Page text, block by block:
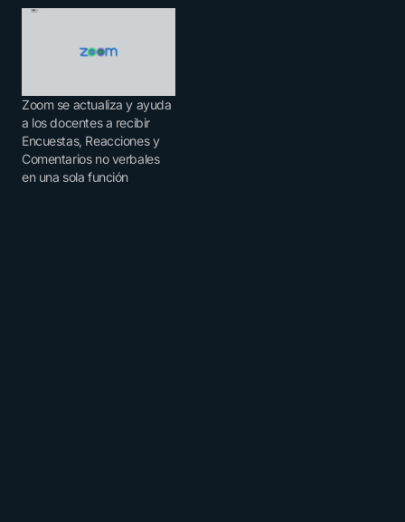
Zoom se actualiza y ayuda
a los docentes a recibir
Encuestas, Reacciones y
Comentarios no verbales
en una sola función